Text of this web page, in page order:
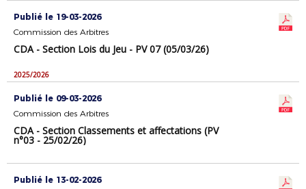
Publié le 19-03-2026
Commission des Arbitres
CDA - Section Lois du Jeu - PV 07 (05/03/26)
2025/2026
Publié le 09-03-2026
Commission des Arbitres
CDA - Section Classements et affectations (PV
n°03 - 25/02/26)
Publié le 13-02-2026